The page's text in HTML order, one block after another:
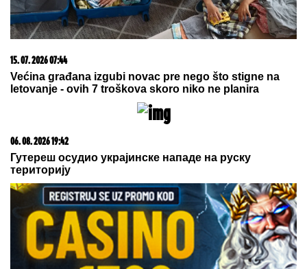
15. 07. 2026 07:44
Većina građana izgubi novac pre nego što stigne na
letovanje - ovih 7 troškova skoro niko ne planira
06. 08. 2026 19:42
Гутереш осудио украјинске нападе на руску
територију